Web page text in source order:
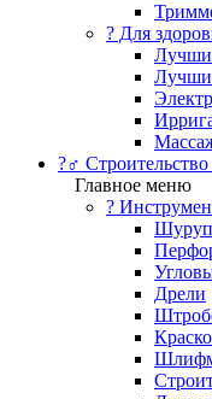
? Для
?‍♂️
Главное меню
?️
Дрели